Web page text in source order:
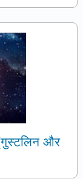
और